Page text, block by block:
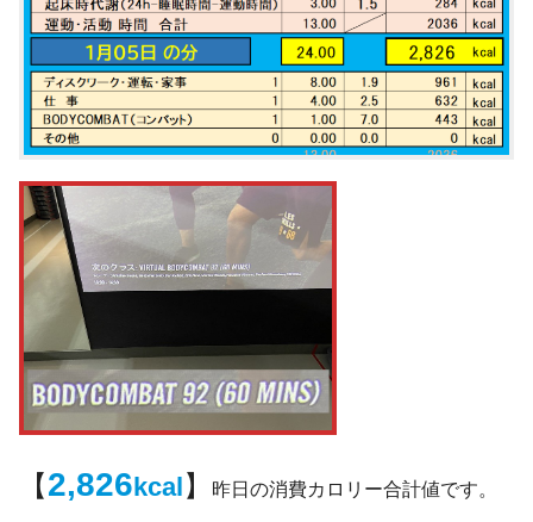
【2,826kcal 】 昨日の消費カロリー合計値です。